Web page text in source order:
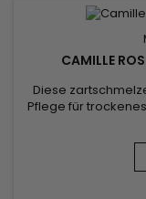
CAMILLE
Diese
Pflege für
dringt sofort in das
verwandelt sie in
Rose Curlaide
gesamten